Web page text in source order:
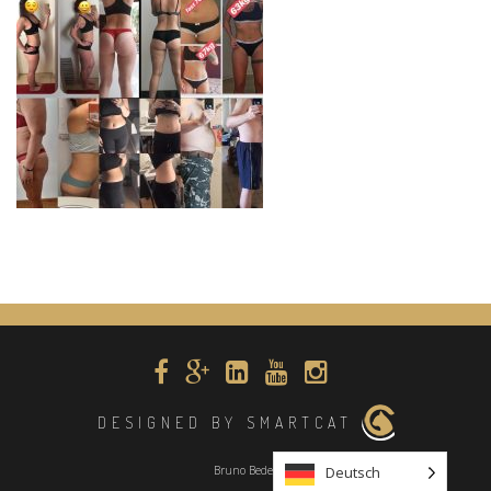
DESIGNED BY SMARTCAT
Bruno Beder Deutsch